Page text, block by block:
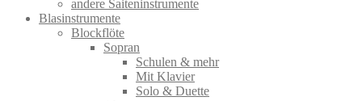
andere Saiteninstrumente
Blasinstrumente
Blockflöte
Sopran
Schulen & mehr
Mit Klavier
Solo & Duette